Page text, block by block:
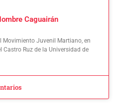
Caguairán
Movimiento Juvenil Martiano, en
Ruz de la Universidad de